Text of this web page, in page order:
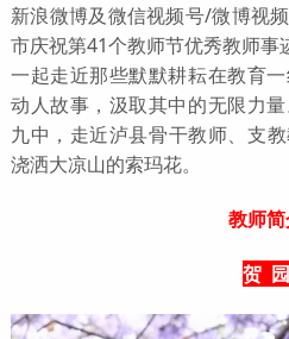
新浪微博及微信视频号/微博视
市庆祝第41个教师节优秀教师
一起走近那些默默耕耘在教育
动人故事，汲取其中的无限力
九中，走近泸县骨干教师、支
浇洒大凉山的索玛花。
教师
贺 园